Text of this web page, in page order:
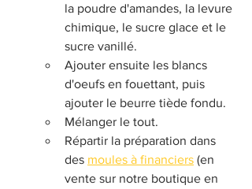
la poudre d'amandes, la levure
chimique, le sucre glace et le
sucre vanillé.
Ajouter ensuite les blancs
d'oeufs en fouettant, puis
ajouter le beurre tiède fondu.
Mélanger le tout.
Répartir la préparation dans
des moules à financiers (en
vente sur notre boutique en